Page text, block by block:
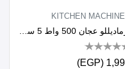
KITCHEN
1,999